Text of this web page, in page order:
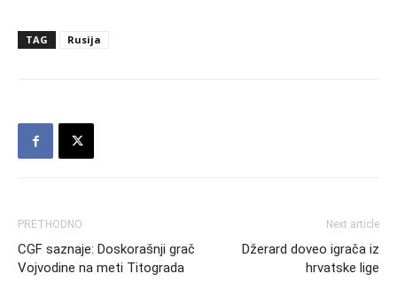
TAG Rusija
PRETHODNO
CGF saznaje: Doskorašnji grač
Vojvodine na meti Titograda
Next article
Džerard doveo igrača iz
hrvatske lige